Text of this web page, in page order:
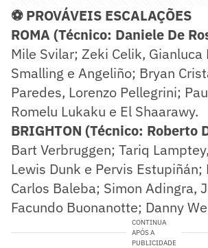
⚽ PROVÁVEIS ESCALAÇÕES
ROMA (Técnico: Daniele De
Mile Svilar; Zeki Celik, Gianluca
Smalling e Angeliño; Bryan
Paredes, Lorenzo Pellegrini;
Romelu Lukaku e El Shaarawy.
BRIGHTON (Técnico: Roberto
Bart Verbruggen; Tariq
Lewis Dunk e Pervis Estupiñán;
Carlos Baleba; Simon Adingra,
Facundo Buonanotte; Danny
CONTINUA
APÓS A
PUBLICIDADE